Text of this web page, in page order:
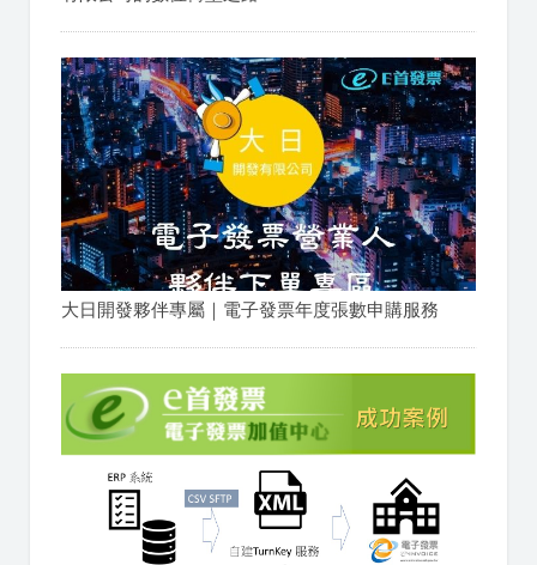
大日開發夥伴專屬｜電子發票年度張數申購服務